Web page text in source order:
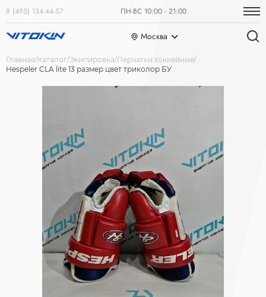
8 (495) 134-44-57 ПН-ВС 10:00 - 21:00
Москва
Главная Каталог Экипировка Перчатки хоккейные
Hespeler CLA lite 13 размер цвет триколор БУ